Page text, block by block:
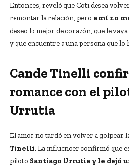
Entonces, reveló que Coti desea
remontar la relación, pero a mí no
deseo lo mejor de corazón, que le
y que encuentre a una persona que lo
Cande Tinelli
romance con el
Urrutia
El amor no tardó en volver a golpear
Tinelli. La influencer confirmó que
piloto Santiago Urrutia y le dejó